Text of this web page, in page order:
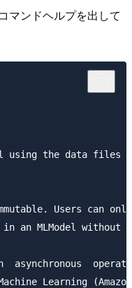
マンドヘルプを出して
using the data files
Users can
an MLModel without
asynchronous
Learning